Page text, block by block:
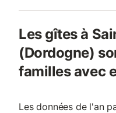
Les gîtes à
(Dordogne)
familles avec
Les données de l'an